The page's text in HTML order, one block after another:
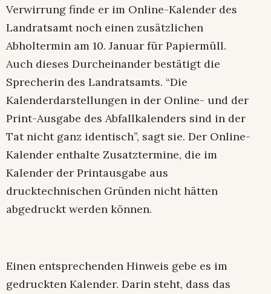
Verwirrung finde er im Online-Kalender des
Landratsamt noch einen zusätzlichen
Abholtermin am 10. Januar für Papiermüll.
Auch dieses Durcheinander bestätigt die
Sprecherin des Landratsamts. “Die
Kalenderdarstellungen in der Online- und der
Print-Ausgabe des Abfallkalenders sind in der
Tat nicht ganz identisch”, sagt sie. Der Online-
Kalender enthalte Zusatztermine, die im
Kalender der Printausgabe aus
drucktechnischen Gründen nicht hätten
abgedruckt werden können.
Einen entsprechenden Hinweis gebe es im
gedruckten Kalender. Darin steht, dass das